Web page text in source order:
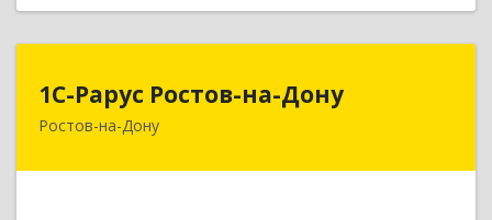
1С-Рарус Ростов-на-Дону
Ростов-на-Дону
344002, Ростовская обл, г.о. город Ростов-на-